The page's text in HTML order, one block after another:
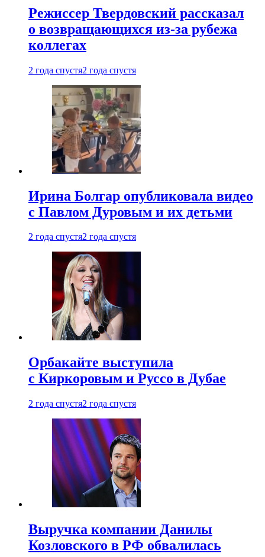
Режиссер Твердовский рассказал
о возвращающихся из-за рубежа
коллегах
2 года спустя2 года спустя
Ирина Болгар опубликовала видео
с Павлом Дуровым и их детьми
2 года спустя2 года спустя
Орбакайте выступила
с Киркоровым и Руссо в Дубае
2 года спустя2 года спустя
Выручка компании Данилы
Козловского в РФ обвалилась